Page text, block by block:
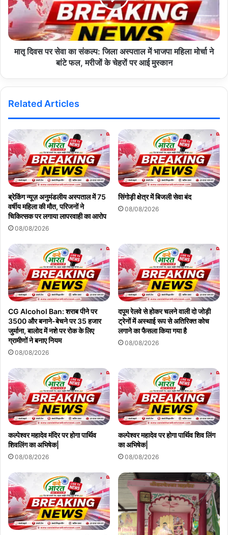
मातृ दिवस पर सेवा का संकल्प: जिला अस्पताल में भाजपा महिला मोर्चा ने
बांटे फल, मरीजों के चेहरों पर आई मुस्कान
Related Articles
ब्रेकिंग न्यूज़ अनुमंडलीय अस्पताल में 75
वर्षीय महिला की मौत, परिजनों ने
चिकित्सक पर लगाया लापरवाही का आरोप
08/08/2026
सिंगोड़ी क्षेत्र में बिजली सेवा बंद
08/08/2026
CG Alcohol Ban: शराब पीने पर
3500 और बनाने-बेचने पर 35 हजार
जुर्माना, बालोद में नशे पर रोक के लिए
ग्रामीणों ने बनाए नियम
08/08/2026
दपूम रेलवे से होकर चलने वाली दो जोड़ी
ट्रेनों में अस्थाई रूप से अतिरिक्त कोच
लगाने का फैसला किया गया है
08/08/2026
कल्पेश्वर महादेव मंदिर पर होगा पार्थिव
शिवलिंग का अभिषेक|
08/08/2026
कल्पेश्वर महादेव पर होगा पार्थिव शिव लिंग
का अभिषेक|
08/08/2026